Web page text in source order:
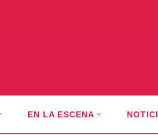
EN LA ESCENA